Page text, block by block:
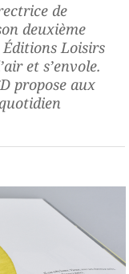
de
deuxième
Loisirs
et s’envole.
propose aux